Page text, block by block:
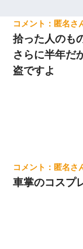
匿名
拾った人のも
さらに半年だ
盗ですよ
匿名
車掌のコスプ